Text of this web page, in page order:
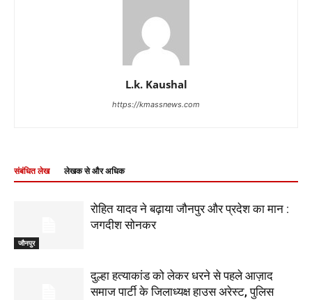
L.k. Kaushal
https://kmassnews.com
संबंधित लेख लेखक से और अधिक
जौनपुर
रोहित यादव ने बढ़ाया जौनपुर और प्रदेश का मान :
जगदीश सोनकर
दुल्हा हत्याकांड को लेकर धरने से पहले आज़ाद
समाज पार्टी के जिलाध्यक्ष हाउस अरेस्ट, पुलिस